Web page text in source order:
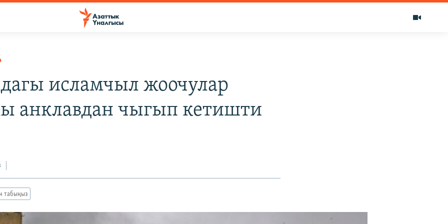
исламчыл жоочулар
анклавдан чыгып кетишти
табыңыз